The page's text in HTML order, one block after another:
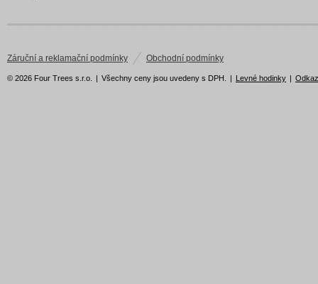
Záruční a reklamační podmínky Obchodní podmínky
© 2026 Four Trees s.r.o. | Všechny ceny jsou uvedeny s DPH. | Levné hodinky |